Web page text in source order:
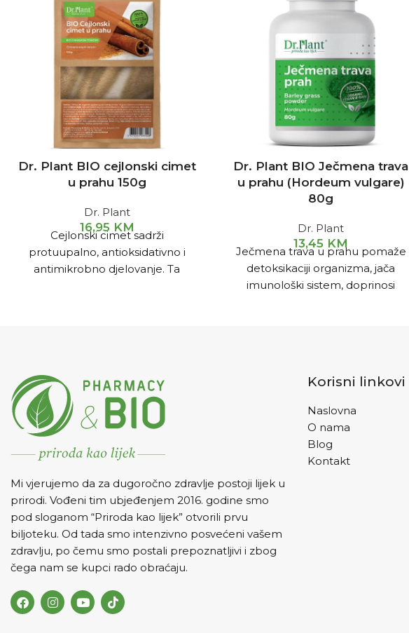
Dr. Plant BIO cejlonski cimet
u prahu 150g
Dr. Plant
16,95 KM
Cejlonski cimet sadrži
protuupalno, antioksidativno i
antimikrobno djelovanje. Ta
Dr. Plant BIO Ječmena trava
u prahu (Hordeum vulgare)
80g
Dr. Plant
13,45 KM
Ječmena trava u prahu pomaže
detoksikaciji organizma, jača
imunološki sistem, doprinosi
Mi vjerujemo da za dugoročno zdravlje postoji lijek u
prirodi. Vođeni tim ubjeđenjem 2016. godine smo
pod sloganom “Priroda kao lijek” otvorili prvu
biljoteku. Od tada smo intenzivno posvećeni vašem
zdravlju, po čemu smo postali prepoznatljivi i zbog
čega nam se kupci rado obraćaju.
Korisni linkovi
Naslovna
O nama
Blog
Kontakt